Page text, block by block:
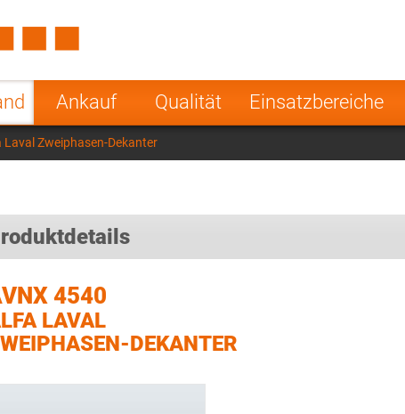
Ankauf Qualität Einsatzbereiche
Poland Norway
India
Laval Zweiphasen-Dekanter
4540
LAVAL
DEKANTER